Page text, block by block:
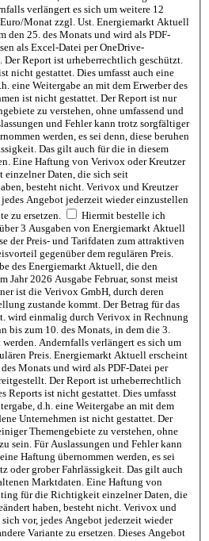
verlängert es sich um weitere 12
Monat zzgl. Ust. Energiemarkt Aktuell
den 25. des Monats und wird als PDF-
als Excel-Datei per OneDrive-
Report ist urheberrechtlich geschützt.
nicht gestattet. Dies umfasst auch eine
eine Weitergabe an mit dem Erwerber des
ist nicht gestattet. Der Report ist nur
zu verstehen, ohne umfassend und
und Fehler kann trotz sorgfältiger
werden, es sei denn, diese beruhen
Das gilt auch für die in diesem
Eine Haftung von Verivox oder Kreutzer
Daten, die sich seit
besteht nicht. Verivox und Kreutzer
Angebot jederzeit wieder einzustellen
zu ersetzen.
Hiermit bestelle ich
3 Ausgaben von Energiemarkt Aktuell
der Preis- und Tarifdaten zum attraktiven
gegenüber dem regulären Preis.
des Energiemarkt Aktuell, die den
Jahr 2026 Ausgabe Februar, sonst meist
ist die Verivox GmbH, durch deren
zustande kommt. Der Betrag für das
wird einmalig durch Verivox in Rechnung
bis zum 10. des Monats, in dem die 3.
Andernfalls verlängert es sich um
Preis. Energiemarkt Aktuell erscheint
Monats und wird als PDF-Datei per
Der Report ist urheberrechtlich
Reports ist nicht gestattet. Dies umfasst
d.h. eine Weitergabe an mit dem
Unternehmen ist nicht gestattet. Der
Themengebiete zu verstehen, ohne
sein. Für Auslassungen und Fehler kann
Haftung übernommen werden, es sei
oder grober Fahrlässigkeit. Das gilt auch
Marktdaten. Eine Haftung von
für die Richtigkeit einzelner Daten, die
haben, besteht nicht. Verivox und
vor, jedes Angebot jederzeit wieder
Variante zu ersetzen. Dieses Angebot